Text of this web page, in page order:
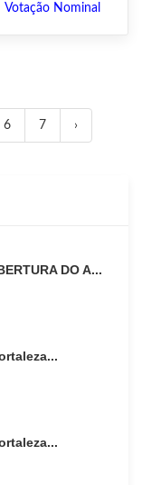
Votação Nominal
6 7 ›
DO A...